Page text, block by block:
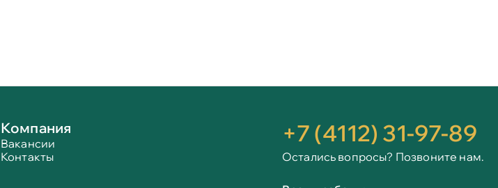
Компания
Вакансии
Контакты
+7 (4112) 31-97-89
Остались вопросы? Позвоните нам.